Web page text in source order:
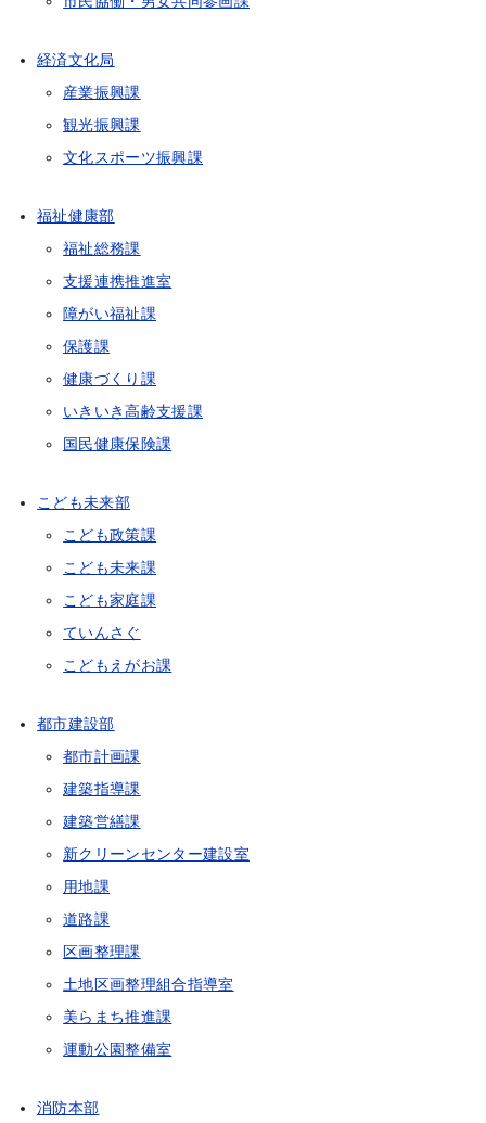
経済文化局
産業振興課
観光振興課
文化スポーツ振興課
福祉健康部
福祉総務課
支援連携推進室
障がい福祉課
保護課
健康づくり課
いきいき高齢支援課
国民健康保険課
こども未来部
こども政策課
こども未来課
こども家庭課
ていんさぐ
こどもえがお課
都市建設部
都市計画課
建築指導課
建築営繕課
新クリーンセンター建設室
用地課
道路課
区画整理課
土地区画整理組合指導室
美らまち推進課
運動公園整備室
消防本部